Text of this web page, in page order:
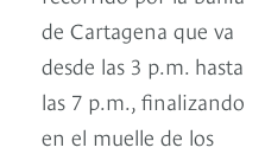
de Cartagena que va
desde las 3 p.m. hasta
las 7 p.m., finalizando
en el muelle de los